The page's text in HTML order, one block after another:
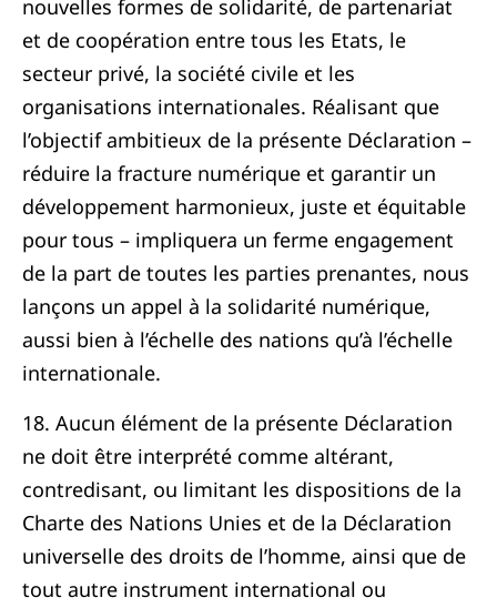
nouvelles formes de solidarité, de partenariat
et de coopération entre tous les Etats, le
secteur privé, la société civile et les
organisations internationales. Réalisant que
l’objectif ambitieux de la présente Déclaration –
réduire la fracture numérique et garantir un
développement harmonieux, juste et équitable
pour tous – impliquera un ferme engagement
de la part de toutes les parties prenantes, nous
lançons un appel à la solidarité numérique,
aussi bien à l’échelle des nations qu’à l’échelle
internationale.
18. Aucun élément de la présente Déclaration
ne doit être interprété comme altérant,
contredisant, ou limitant les dispositions de la
Charte des Nations Unies et de la Déclaration
universelle des droits de l’homme, ainsi que de
tout autre instrument international ou